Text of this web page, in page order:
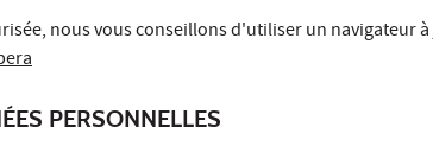
nous vous conseillons d'utiliser un navigateur
PERSONNELLES